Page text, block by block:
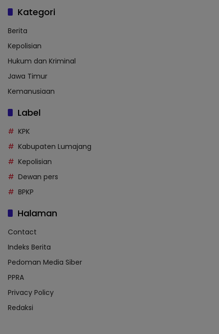
Kategori
Berita
Kepolisian
Hukum dan Kriminal
Jawa Timur
Kemanusiaan
Label
KPK
Kabupaten Lumajang
Kepolisian
Dewan pers
BPKP
Halaman
Contact
Indeks Berita
Pedoman Media Siber
PPRA
Privacy Policy
Redaksi